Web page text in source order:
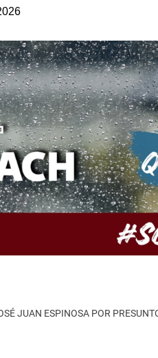
JUAN ESPINOSA POR